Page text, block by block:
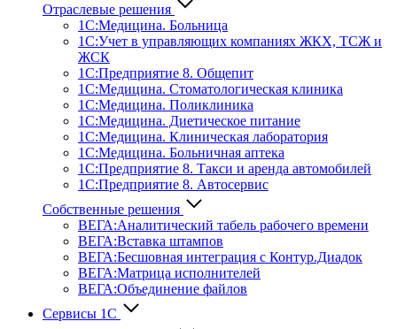
Отраслевые решения
1С:Медицина. Больница
1C:Учет в управляющих компаниях ЖКХ, ТСЖ и
ЖСК
1С:Предприятие 8. Общепит
1С:Медицина. Стоматологическая клиника
1С:Медицина. Поликлиника
1С:Медицина. Диетическое питание
1С:Медицина. Клиническая лаборатория
1С:Медицина. Больничная аптека
1С:Предприятие 8. Такси и аренда автомобилей
1С:Предприятие 8. Автосервис
Собственные решения
ВЕГА:Аналитичес­кий табель рабочего времени
ВЕГА:Вставка штампов
ВЕГА:Бесшовная интеграция с Контур.Диадок
ВЕГА:Матрица исполнителей
ВЕГА:Объединение файлов
Сервисы 1С